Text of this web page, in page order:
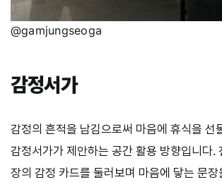
@gamjungseoga
감정서가
감정의 흔적을 남김으로써 마음에 휴식을 선
감정서가가 제안하는 공간 활용 방향입니다.
장의 감정 카드를 둘러보며 마음에 닿는 문장